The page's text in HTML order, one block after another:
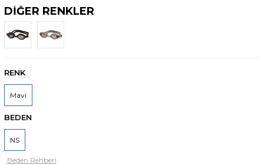
DİĞER RENKLER
RENK
Mavi
BEDEN
NS
Beden Rehberi